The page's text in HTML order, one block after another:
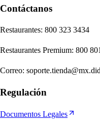
Contáctanos
Restaurantes: 800 323 3434
Restaurantes Premium: 800
Correo:
Regulación
Documentos Legales